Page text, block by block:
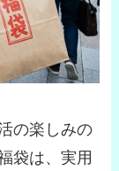
の楽しみの
袋は、実用